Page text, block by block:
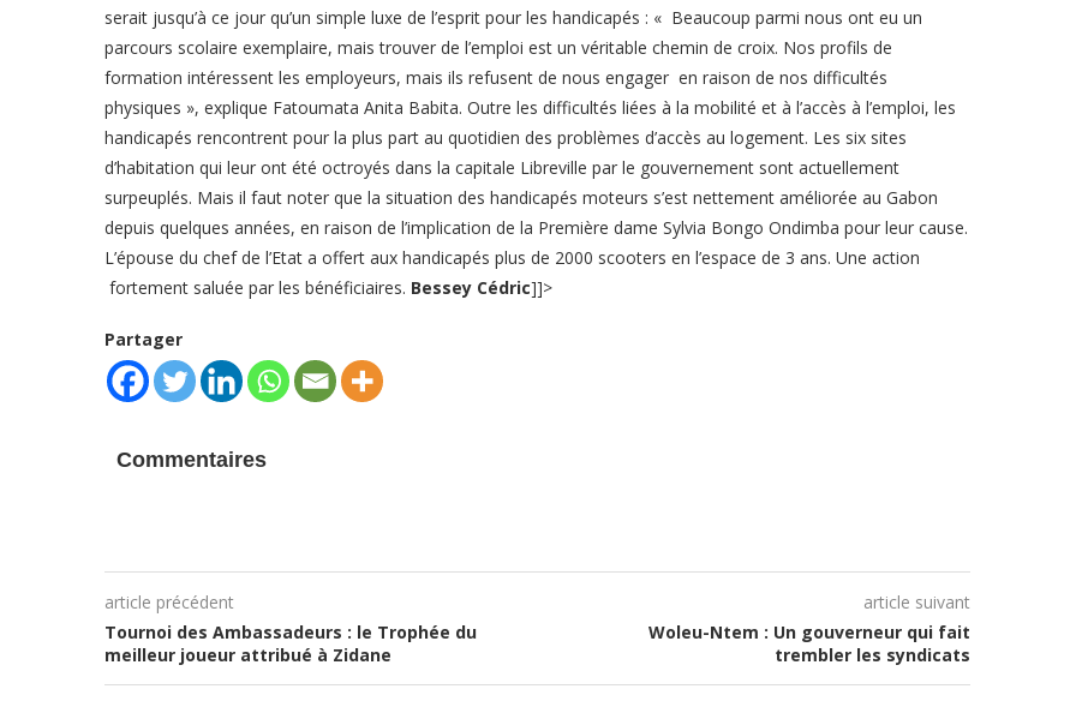
serait jusqu’à ce jour qu’un simple luxe de l’esprit pour les handicapés : « Beaucoup parmi nous ont eu un
parcours scolaire exemplaire, mais trouver de l’emploi est un véritable chemin de croix. Nos profils de
formation intéressent les employeurs, mais ils refusent de nous engager en raison de nos difficultés
physiques », explique Fatoumata Anita Babita. Outre les difficultés liées à la mobilité et à l’accès à l’emploi, les
handicapés rencontrent pour la plus part au quotidien des problèmes d’accès au logement. Les six sites
d’habitation qui leur ont été octroyés dans la capitale Libreville par le gouvernement sont actuellement
surpeuplés. Mais il faut noter que la situation des handicapés moteurs s’est nettement améliorée au Gabon
depuis quelques années, en raison de l’implication de la Première dame Sylvia Bongo Ondimba pour leur cause.
L’épouse du chef de l’Etat a offert aux handicapés plus de 2000 scooters en l’espace de 3 ans. Une action
fortement saluée par les bénéficiaires. Bessey Cédric]]>
Partager
Commentaires
article précédent
Tournoi des Ambassadeurs : le Trophée du
meilleur joueur attribué à Zidane
article suivant
Woleu-Ntem : Un gouverneur qui fait
trembler les syndicats